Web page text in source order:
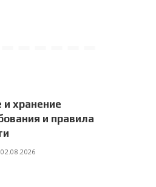
хранение
и правила
02.08.2026